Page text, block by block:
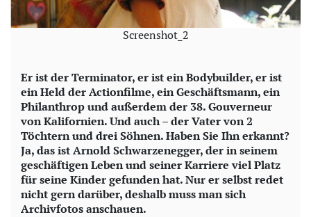
Screenshot_2
Er ist der Terminator, er ist ein Bodybuilder, er ist
ein Held der Actionfilme, ein Geschäftsmann, ein
Philanthrop und außerdem der 38. Gouverneur
von Kalifornien. Und auch – der Vater von 2
Töchtern und drei Söhnen. Haben Sie Ihn erkannt?
Ja, das ist Arnold Schwarzenegger, der in seinem
geschäftigen Leben und seiner Karriere viel Platz
für seine Kinder gefunden hat. Nur er selbst redet
nicht gern darüber, deshalb muss man sich
Archivfotos anschauen.